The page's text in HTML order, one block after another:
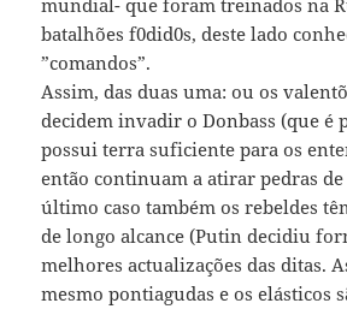
mundial- que foram treinados na
batalhões f0did0s, deste lado
”comandos”.
Assim, das duas uma: ou os
decidem invadir o Donbass (que é
possui terra suficiente para os
então continuam a atirar pedras de
último caso também os rebeldes
de longo alcance (Putin decidiu
melhores actualizações das ditas.
mesmo pontiagudas e os elásticos